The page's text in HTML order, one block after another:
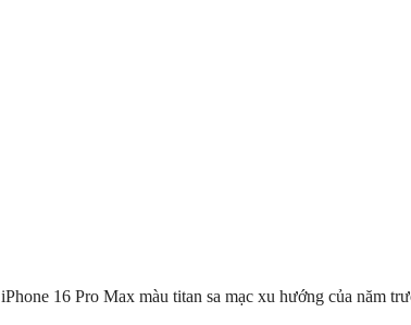
iPhone 16 Pro Max màu titan sa mạc xu hướng của năm